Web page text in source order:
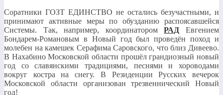
Соратники ГОЗТ ЕДИНСТВО не остались безучастными, и
принимают активные меры по обузданию распоясавшейся
Системы. Так, например, координаторомРАД
Евгением
Бондарем-Романовым в Новый год был проведён поход и
молебен на камешек Серафима Саровского, что близ Дивеево.
В Нахабино Московской области прошёл грандиозный новый
год со славянскими традициями, песнями и хороводами
вокруг костра на снегу. В Резиденции Русских вечерок
Московской области организован трезвеннический Новый
год!